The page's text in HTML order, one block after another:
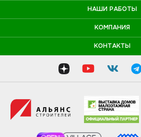
НАШИ РАБОТЫ
КОМПАНИЯ
КОНТАКТЫ